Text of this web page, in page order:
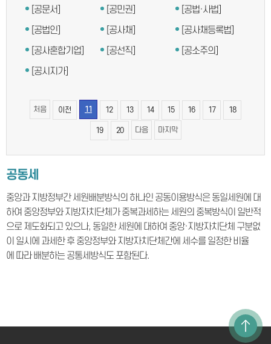
[공문서]
[공민권]
[공법·사법]
[공법인]
[공사채]
[공사채등록법]
[공사혼합기업]
[공선직]
[공소주의]
[공시지가]
처음 이전 11 12 13 14 15 16 17 18
19 20 다음 마지막
공동세
중앙과 지방정부간 세원배분방식의 하나인 공동이용방식은 동일세원에 대
하여 중앙정부와 지방자치단체가 중복과세하는 세원의 중복방식이 일반적
으로 제도화되고 있으나, 동일한 세원에 대하여 중앙·지방자치단체 구분없
이 일시에 과세한 후 중앙정부와 지방자치단체간에 세수를 일정한 비율
에 따라 배분하는 공통세방식도 포함된다.